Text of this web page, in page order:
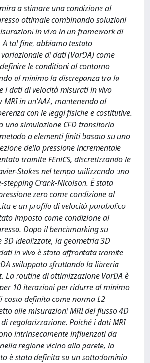
a stimare una condizione al
ottimale combinando soluzioni
in vivo in un framework di
A tal fine, abbiamo testato
di dati (VarDA) come
le conditioni al contorno
al minimo la discrepanza tra la
i dati di velocità misurati in vivo
MRI in un'AAA, mantenendo al
con le leggi fisiche e costitutive.
una simulazione CFD transitoria
a elementi finiti basato su uno
della pressione incrementale
tramite FEniCS, discretizzando le
Stokes nel tempo utilizzando uno
stepping Crank-Nicolson. È stata
zero come condizione al
e un profilo di velocità parabolico
imposto come condizione al
Dopo il benchmarking su
3D idealizzate, la geometria 3D
in vivo è stata affrontata tramite
sviluppato sfruttando la libreria
La routine di ottimizzazione VarDA è
10 iterazioni per ridurre al minimo
costo definita come norma L2
alle misurazioni MRI del flusso 4D
regolarizzazione. Poiché i dati MRI
intrinsecamente influenzati da
regione vicino alla parete, la
è stata definita su un sottodominio